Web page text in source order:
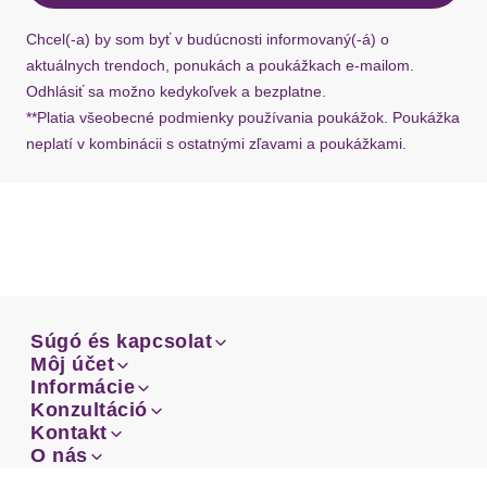
Sohle
Laufsohlenmaterial
Vzor: Jednofarebné
Chcel(-a) by som byť v budúcnosti informovaný(-á) o
aktuálnych trendoch, ponukách a poukážkach e-mailom.
Odhlásiť sa možno kedykoľvek a bezplatne.
**Platia všeobecné podmienky používania poukážok. Poukážka
neplatí v kombinácii s ostatnými zľavami a poukážkami.
Súgó és kapcsolat
Email
Facebook
Instagram
Súgó és kapcsolat
Email
Facebook
Môj účet
Prehľad objednávok
Môj účet
Prehľad objednávok
Informácie
Doprava
Platba
Informácie
Doprava
Konzultáció
Sprievodca-veľkosťami
Konzultáció
Kontakt
Zákaznícke oddelenie
Kontakt
O nás